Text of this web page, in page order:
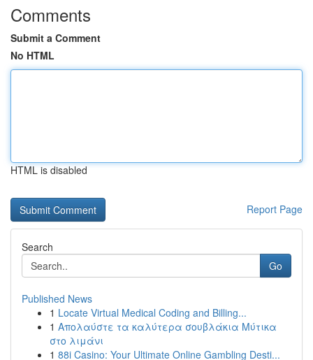
Comments
Submit a Comment
No HTML
HTML is disabled
Report Page
Search
Go
Published News
1 Locate Virtual Medical Coding and Billing...
1 Απολαύστε τα καλύτερα σουβλάκια Μύτικα
στο λιμάνι
1 88i Casino: Your Ultimate Online Gambling Desti...